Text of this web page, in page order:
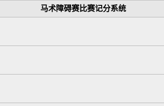
马术障碍赛比赛记分系统